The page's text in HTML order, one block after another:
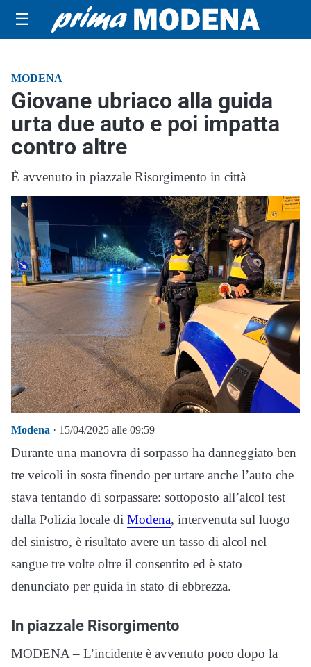
☰
MODENA
Giovane ubriaco alla guida
urta due auto e poi impatta
contro altre
È avvenuto in piazzale Risorgimento in città
Modena · 15/04/2025 alle 09:59
Durante una manovra di sorpasso ha danneggiato ben
tre veicoli in sosta finendo per urtare anche l’auto che
stava tentando di sorpassare: sottoposto all’alcol test
dalla Polizia locale di Modena, intervenuta sul luogo
del sinistro, è risultato avere un tasso di alcol nel
sangue tre volte oltre il consentito ed è stato
denunciato per guida in stato di ebbrezza.
In piazzale Risorgimento
MODENA – L’incidente è avvenuto poco dopo la